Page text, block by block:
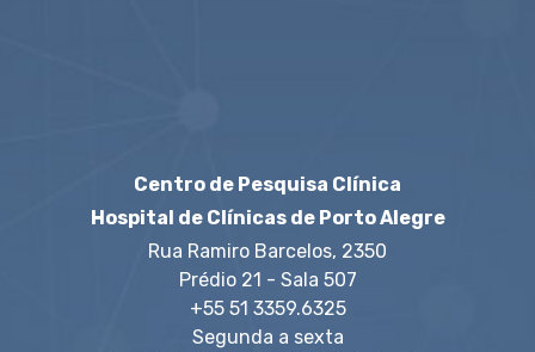
Centro de Pesquisa Clínica
Hospital de Clínicas de Porto Alegre
Rua Ramiro Barcelos, 2350
Prédio 21 - Sala 507
+55 51 3359.6325
Segunda a sexta